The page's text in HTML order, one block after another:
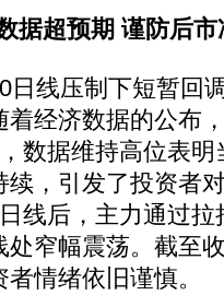
据超预期 谨防后市
线压制下短暂回
经济数据的公布
数据维持高位表
，引发了投资者
线后，主力通过
窄幅震荡。截至
情绪依旧谨慎。